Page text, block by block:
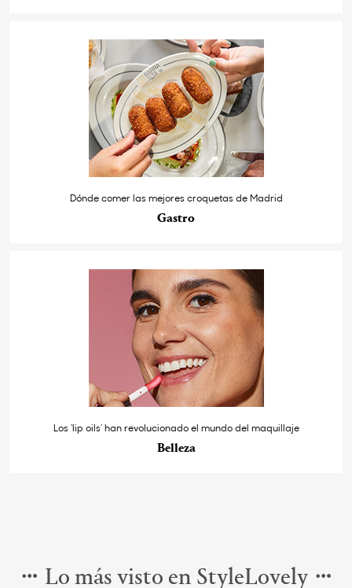
Dónde comer las mejores croquetas de Madrid
Gastro
Los ‘lip oils’ han revolucionado el mundo del maquillaje
Belleza
Lo más visto en StyleLovely